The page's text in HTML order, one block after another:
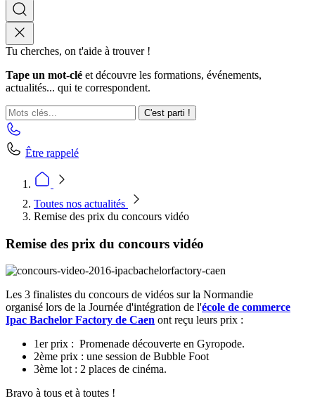
Tu cherches, on t'aide à trouver !
Tape un mot-clé et découvre les formations, événements,
actualités... qui te correspondent.
C'est parti !
Être rappelé
Toutes nos actualités
Remise des prix du concours vidéo
Remise des prix du concours vidéo
Les 3 finalistes du concours de vidéos sur la Normandie
organisé lors de la Journée d'intégration de l'école de commerce
Ipac Bachelor Factory de Caen ont reçu leurs prix :
1er prix : Promenade découverte en Gyropode.
2ème prix : une session de Bubble Foot
3ème lot : 2 places de cinéma.
Bravo à tous et à toutes !